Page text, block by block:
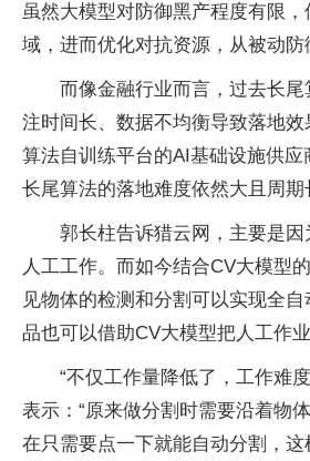
虽然大模型对防御黑产程度有限
域，进而优化对抗资源，从被动防
而像金融行业而言，过去长
注时间长、数据不均衡导致落地
算法自训练平台的AI基础设施供
长尾算法的落地难度依然大且周期
郭长柱告诉猎云网，主要是
人工工作。而如今结合CV大模型
见物体的检测和分割可以实现全
品也可以借助CV大模型把人工作业
“不仅工作量降低了，工作难
表示：“原来做分割时需要沿着物
在只需要点一下就能自动分割，